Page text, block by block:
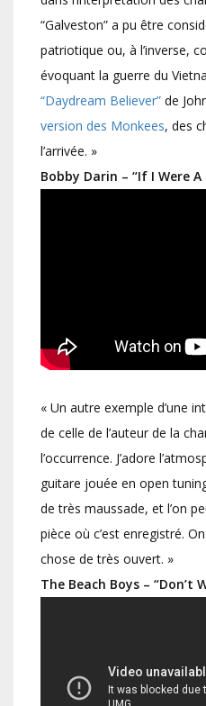
“Galveston” a pu être
patriotique ou, à l’inverse,
évoquant la guerre du
“Daydream Believer” de
version des Monkees, des
l’arrivée. »
Bobby Darin – “If I Were
« Un autre exemple d’une
de celle de l’auteur de la
l’occurrence. J’adore
guitare jouée en open
de très maussade, et l’on
pièce où c’est enregistré.
chose de très ouvert. »
The Beach Boys – “Don’t